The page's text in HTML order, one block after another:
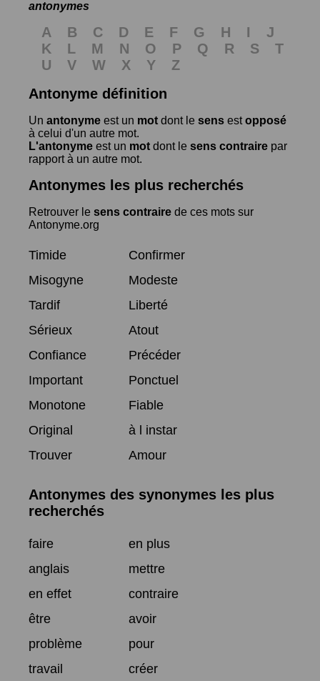
antonymes
A B C D E F G H I
J
K
L M N O P Q R S
T
U
V W X Y
Z
Antonyme définition
Un antonyme est un mot dont le sens estopposé
à celui d'un autre mot.
L'antonyme est un mot dont le sens contraire par
rapport à un autre mot.
Antonymes les plus recherchés
Retrouver le sens contraire de ces mots sur
Antonyme.org
Timide
Confirmer
Misogyne
Modeste
Tardif
Liberté
Sérieux
Atout
Confiance
Précéder
Important
Ponctuel
Monotone
Fiable
Original
à l instar
Trouver
Amour
Antonymes des synonymes les plus
recherchés
faire
en plus
anglais
mettre
en effet
contraire
être
avoir
problème
pour
travail
créer